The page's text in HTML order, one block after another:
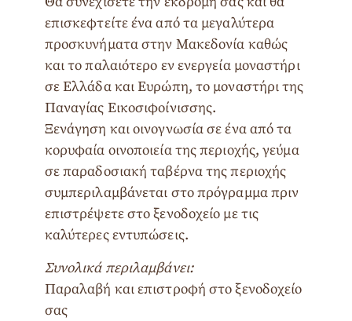
επισκεφτείτε ένα από τα μεγαλύτερα
προσκυνήματα στην Μακεδονία καθώς
και το παλαιότερο εν ενεργεία μοναστήρι
σε Ελλάδα και Ευρώπη, το μοναστήρι της
Παναγίας Εικοσιφοίνισσης.
Ξενάγηση και οινογνωσία σε ένα από τα
κορυφαία οινοποιεία της περιοχής, γεύμα
σε παραδοσιακή ταβέρνα της περιοχής
συμπεριλαμβάνεται στο πρόγραμμα πριν
επιστρέψετε στο ξενοδοχείο με τις
καλύτερες εντυπώσεις.
Συνολικά περιλαμβάνει:
Παραλαβή και επιστροφή στο ξενοδοχείο
σας